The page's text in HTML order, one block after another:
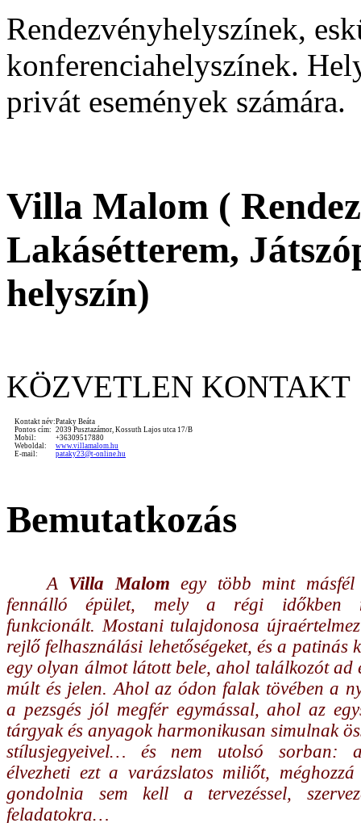
Rendezvényhelyszínek,
konferenciahelyszínek.
privát események számára.
Villa Malom (
Lakásétterem,
helyszín)
KÖZVETLEN KONTAKT
Kontakt név:Pataky Beáta
Pontos cím: 2039 Pusztazámor, Kossuth Lajos utca 17/B
Mobil:
+36309517880
Weboldal:
www.villamalom.hu
E-mail:
pataky23@t-online.hu
Bemutatkozás
A Villa Malom egy több mint másfél
fennálló épület, mely a régi időkben
funkcionált. Mostani tulajdonosa
rejlő felhasználási lehetőségeket, és a patinás
egy olyan álmot látott bele, ahol találkozót ad
múlt és jelen. Ahol az ódon falak tövében a
a pezsgés jól megfér egymással, ahol az
tárgyak és anyagok harmonikusan simulnak
stílusjegyeivel… és nem utolsó sorban:
élvezheti ezt a varázslatos miliőt,
gondolnia sem kell a tervezéssel,
feladatokra…